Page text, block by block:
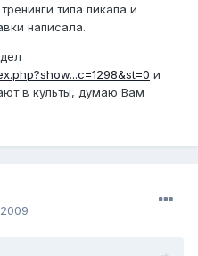
типа пикапа и
написала.
и
в культы, думаю Вам